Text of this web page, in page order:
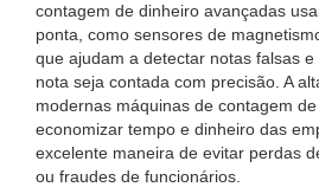
contagem de dinheiro avançadas
ponta, como sensores de
que ajudam a detectar notas falsas
nota seja contada com precisão. A
modernas máquinas de contagem
economizar tempo e dinheiro das
excelente maneira de evitar perdas
ou fraudes de funcionários.